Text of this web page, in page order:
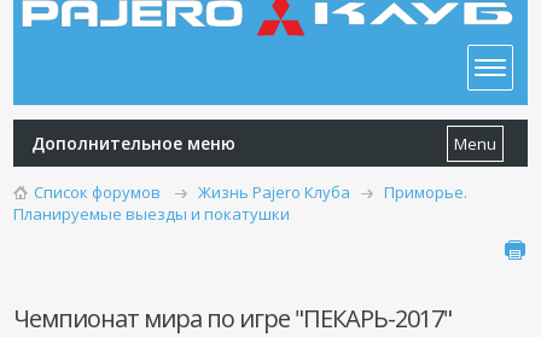
Дополнительное меню Menu
Список форумов Жизнь Pajero Клуба
Приморье.
Планируемые выезды и покатушки
Чемпионат мира по игре "ПЕКАРЬ-2017"